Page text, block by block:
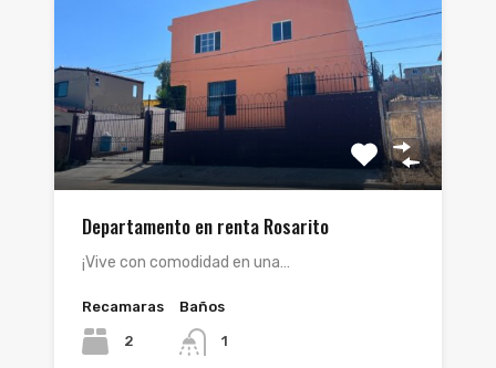
Departamento en renta Rosarito
¡Vive con comodidad en una…
Recamaras
2
Baños
1